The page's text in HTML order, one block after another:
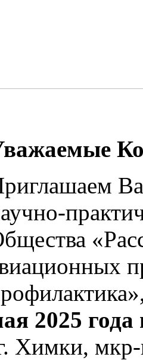
ажаемые
2025
Химки,